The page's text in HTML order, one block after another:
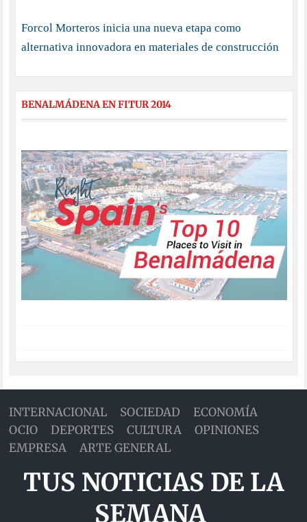
Forcol Morteros inicia una nueva etapa como
alternativa innovadora en materiales de construcción
BENALMÁDENA EN FITUR 2014
INTERNACIONAL SOCIEDAD
ECONOMÍA
OCIO
DEPORTES CULTURA
OPINIONES
EMPRESA
ARTE GENERAL
TUS NOTICIAS DE LA
SEMANA